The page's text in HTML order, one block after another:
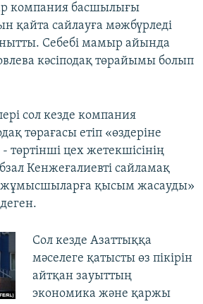
компания басшылығы
қайта сайлауға мәжбүрледі
Себебі мамыр айында
кәсіподақ төрайымы болып
сол кезде компания
төрағасы етіп «өздеріне
цех жетекшісінің
Кенжеғалиевті сайламақ
қысым жасауды»
Сол кезде Азаттыққа
мәселеге қатысты өз пікірін
айтқан зауыттың
экономика және қаржы